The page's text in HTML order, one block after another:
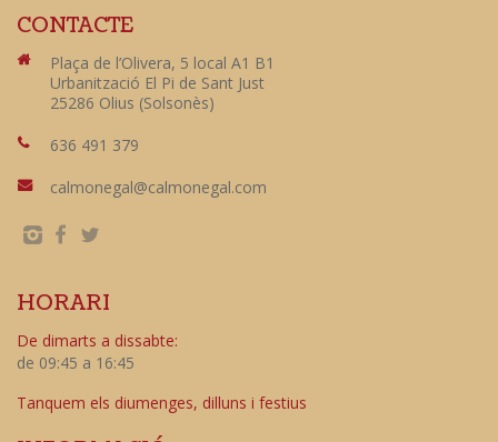
CONTACTE
Plaça de l’Olivera, 5 local A1 B1
Urbanització El Pi de Sant Just
25286 Olius (Solsonès)
636 491 379
calmonegal@calmonegal.com
HORARI
De dimarts a dissabte:
de 09:45 a 16:45
Tanquem els diumenges, dilluns i festius